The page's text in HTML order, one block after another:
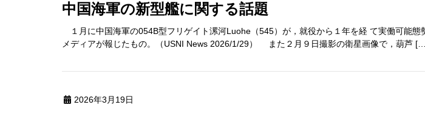
中国海軍の新型艦に関する話題
１月に中国海軍の054B型フリゲイト漯河Luohe（545）が，就役から１年を経 て実働可能態
メディアが報じたもの。（USNI News 2026/1/29） また２月９日撮影の衛星画像で，葫芦
2026年3月19日